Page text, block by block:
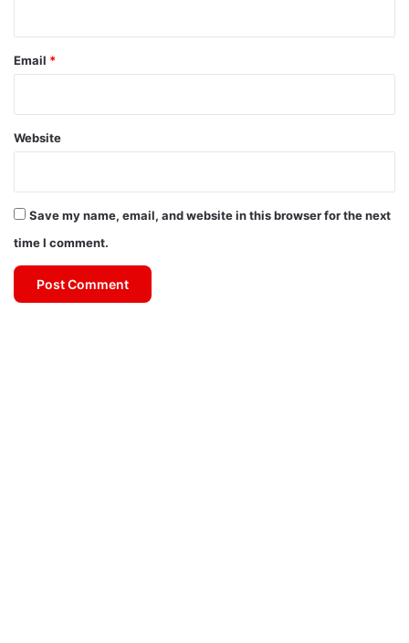
Email *
Website
Save my name, email, and website in this browser for the next
time I comment.